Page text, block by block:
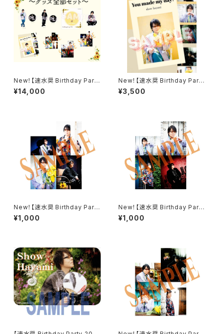
New！【速水奨 Birthday Party
2026】グッズ全部セット《通常通
販》
¥14,000
New！【速水奨 Birthday Party
2026】誕生日記念フォトブック
～You made my day!
¥3,500
New！【速水奨 Birthday Party
2026】ブロマイドCセット
¥1,000
New！【速水奨 Birthday Party
2026】ブロマイドBセット
¥1,000